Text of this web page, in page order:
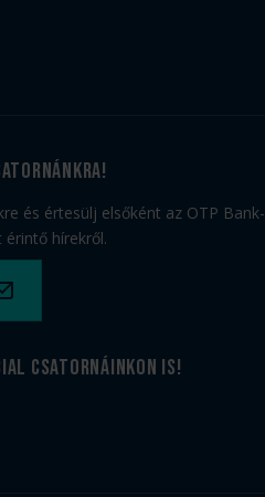
és értesülj elsőként az OTP Bank-
érintő hírekről.
csatornáinkon is!